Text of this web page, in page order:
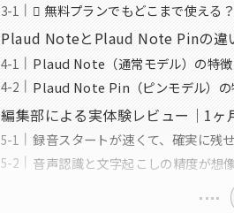
 無料プランでもどこまで使える
Plaud NoteとPlaud Note Pinの違
Plaud Note（通常モデル）の特徴
Plaud Note Pin（ピンモデル）の
編集部による実体験レビュー｜1
録音スタートが速くて、確実に残
音声認識と文字起こしの精度が想